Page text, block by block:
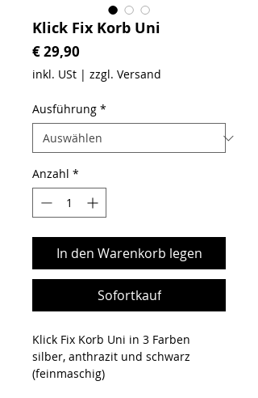
Klick Fix Korb Uni
€ 29,90
inkl. USt | zzgl. Versand
Ausführung *
Anzahl *
In den Warenkorb legen
Sofortkauf
Klick Fix Korb Uni in 3 Farben
silber, anthrazit und schwarz
(feinmaschig)